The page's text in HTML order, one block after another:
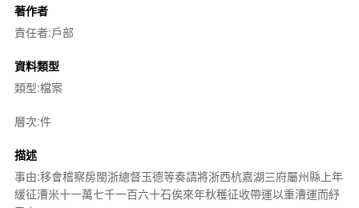
著作者
責任者:戶部
資料類型
類型:檔案
層次:件
描述
事由:移會稽察房閩浙總督玉德等奏請將浙西杭嘉湖三府屬州縣上年
緩征漕米十一萬七千一百六十石俟來年秋穫征收帶運以重漕運而紓